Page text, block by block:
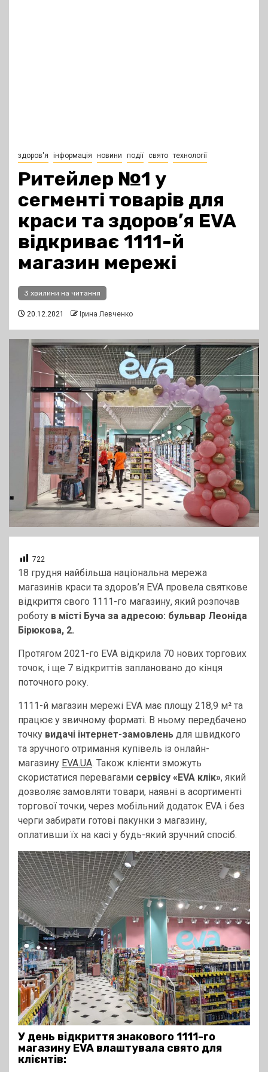
здоров'я інформація новини події свято технології
Ритейлер №1 у
сегменті товарів для
краси та здоров’я EVA
відкриває 1111-й
магазин мережі
3 хвилини на читання
20.12.2021 Ірина Левченко
722
18 грудня найбільша національна мережа
магазинів краси та здоров’я EVA провела святкове
відкриття свого 1111-го магазину, який розпочав
роботу в місті Буча за адресою: бульвар Леоніда
Бірюкова, 2.
Протягом 2021-го EVA відкрила 70 нових торгових
точок, і ще 7 відкриттів заплановано до кінця
поточного року.
1111-й магазин мережі EVA має площу 218,9 м² та
працює у звичному форматі. В ньому передбачено
точку видачі інтернет-замовлень для швидкого
та зручного отримання купівель із онлайн-
магазину EVA.UA. Також клієнти зможуть
скористатися перевагами сервісу «EVA клік», який
дозволяє замовляти товари, наявні в асортименті
торгової точки, через мобільний додаток EVA і без
черги забирати готові пакунки з магазину,
оплативши їх на касі у будь-який зручний спосіб.
У день відкриття знакового 1111-го
магазину EVA влаштувала свято для
клієнтів: